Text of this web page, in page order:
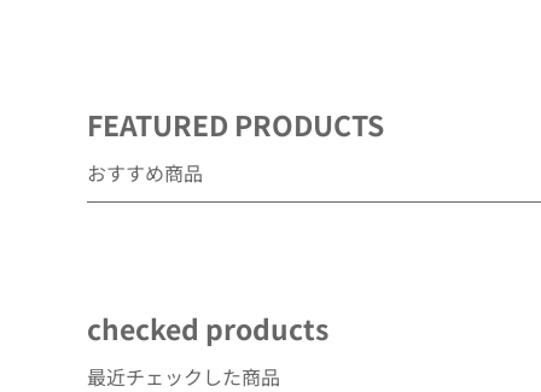
FEATURED PRODUCTS
おすすめ商品
checked products
最近チェックした商品